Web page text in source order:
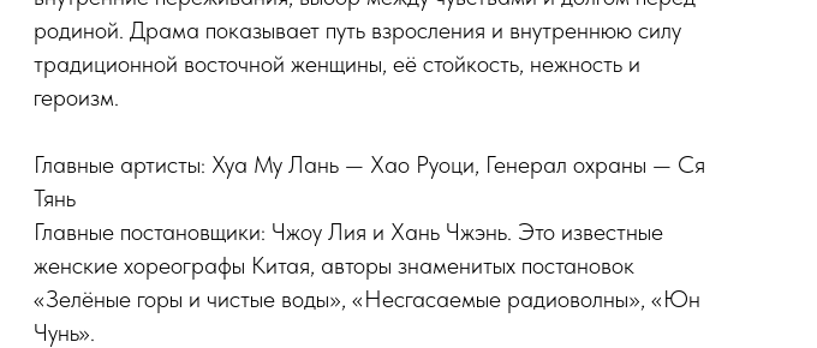
родиной. Драма показывает путь взросления и внутреннюю силу
традиционной восточной женщины, её стойкость, нежность и
героизм.
Главные артисты: Хуа Му Лань — Хао Руоци, Генерал охраны — Ся
Тянь
Главные постановщики: Чжоу Лия и Хань Чжэнь. Это известные
женские хореографы Китая, авторы знаменитых постановок
«Зелёные горы и чистые воды», «Несгасаемые радиоволны», «Юн
Чунь».